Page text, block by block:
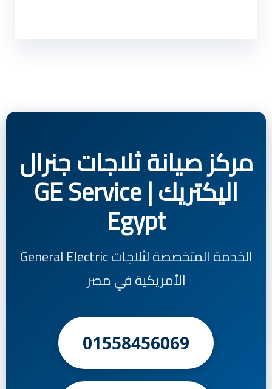
مركز صيانة ثلاجات جنرال
اليكتريك | GE Service
Egypt
الخدمة المتخصصة لثلاجات General Electric
الأمريكية في مصر
01558456069